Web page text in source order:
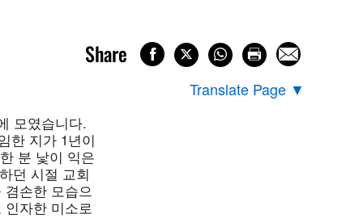
Share
Translate Page ▼
모였습니다.
한 지가 1년이
분 낯이 익은
던 시절 교회
손한 모습으
자한 미소로